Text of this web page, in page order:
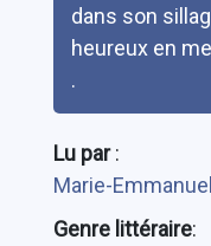
dans son
heureux en
.
Lu par:
Marie-
Genre littéraire: